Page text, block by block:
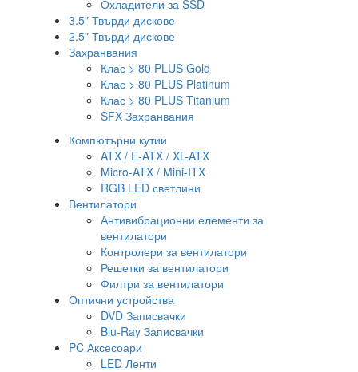
Охладители за SSD
3.5" Твърди дискове
2.5" Твърди дискове
Захранвания
Клас > 80 PLUS Gold
Клас > 80 PLUS Platinum
Клас > 80 PLUS Titanium
SFX Захранвания
Компютърни кутии
ATX / E-ATX / XL-ATX
Micro-ATX / Mini-ITX
RGB LED светлини
Вентилатори
Антивибрационни елементи за
вентилатори
Контролери за вентилатори
Решетки за вентилатори
Филтри за вентилатори
Оптични устройства
DVD Записвачки
Blu-Ray Записвачки
PC Аксесоари
LED Ленти